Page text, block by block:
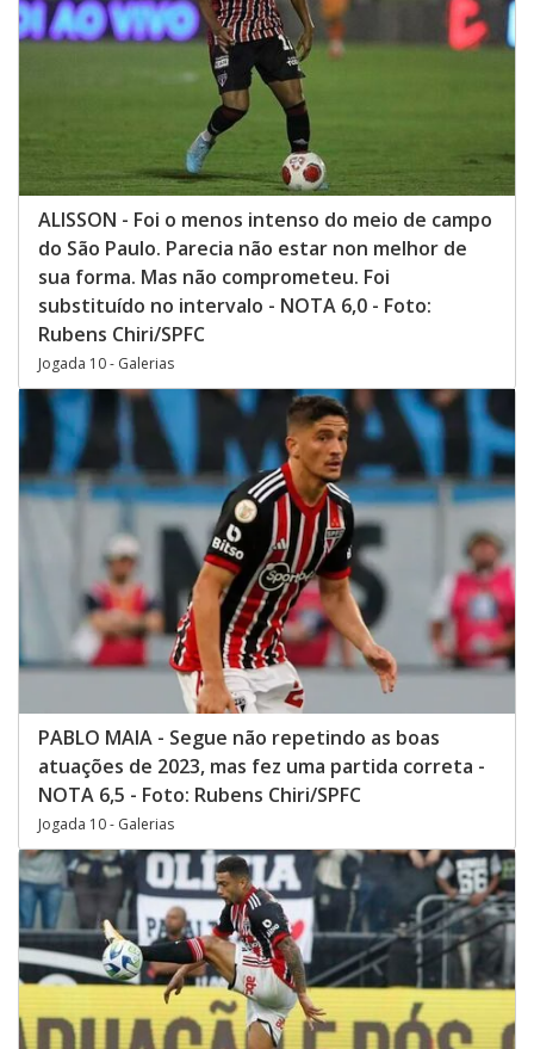
ALISSON - Foi o menos intenso do meio de campo
do São Paulo. Parecia não estar non melhor de
sua forma. Mas não comprometeu. Foi
substituído no intervalo - NOTA 6,0 - Foto:
Rubens Chiri/SPFC
Jogada 10 - Galerias
PABLO MAIA - Segue não repetindo as boas
atuações de 2023, mas fez uma partida correta -
NOTA 6,5 - Foto: Rubens Chiri/SPFC
Jogada 10 - Galerias